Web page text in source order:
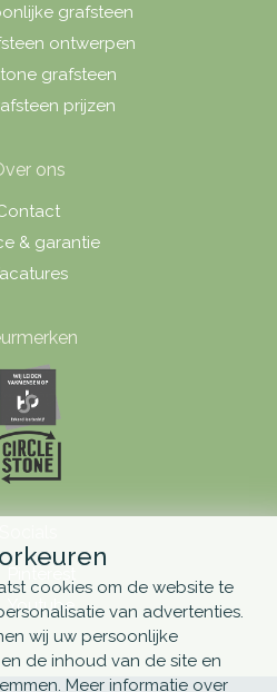
grafsteen
ontwerpen
grafsteen
prijzen
ons
& garantie
Youtube
cookies om de website te
van advertenties.
wij uw persoonlijke
de inhoud van de site en
Meer informatie over